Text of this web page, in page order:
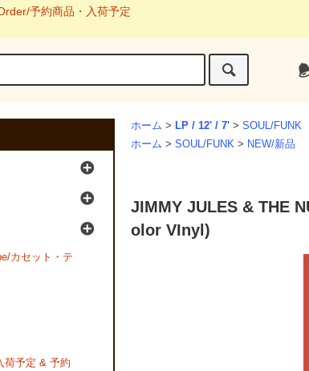
予約商品・入荷予定
ホーム > LP / 12' / 7' > SOUL/FUNK
ホーム > SOUL/FUNK > NEW/新品
JIMMY JULES & THE
olor VInyl)
カセット・テ
荷予定 & 予約